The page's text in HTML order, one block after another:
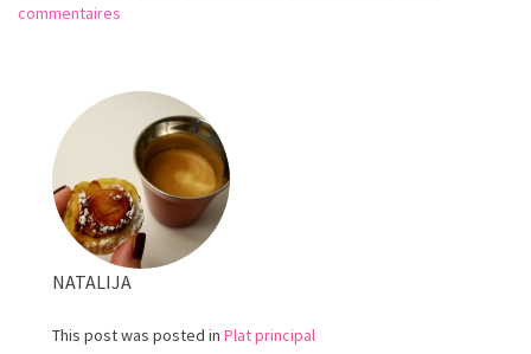
commentaires
moutarde
avec
des
pommes
de
terre
NATALIJA
This post was posted in Plat principal